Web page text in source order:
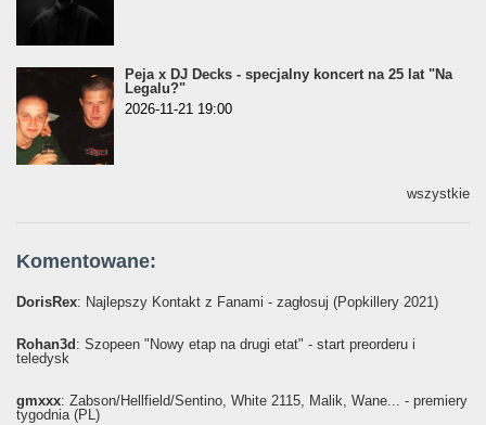
Peja x DJ Decks - specjalny koncert na 25 lat "Na
Legalu?"
2026-11-21 19:00
wszystkie
Komentowane:
DorisRex: Najlepszy Kontakt z Fanami - zagłosuj (Popkillery 2021)
Rohan3d : Szopeen "Nowy etap na drugi etat" - start preorderu i
teledysk
gmxxx: Żabson/Hellfield/Sentino, White 2115, Malik, Wane... - premiery
tygodnia (PL)